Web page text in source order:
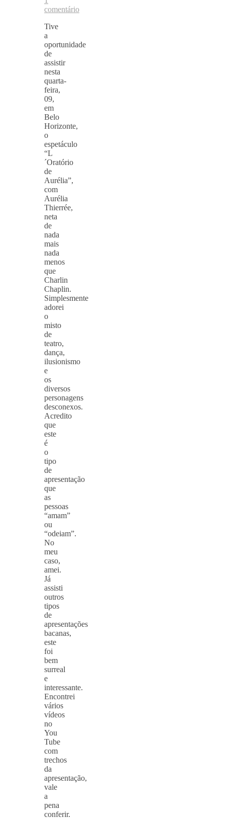
comentário
Tive
a
oportunidade
de
assistir
nesta
quarta-
feira,
09,
em
Belo
Horizonte,
o
espetáculo
“L
´Oratório
de
Aurélia”,
com
Aurélia
Thierrée,
neta
de
nada
mais
nada
menos
que
Charlin
Chaplin.
Simplesmente
adorei
o
misto
de
teatro,
dança,
ilusionismo
e
os
diversos
personagens
desconexos.
Acredito
que
este
é
o
tipo
de
apresentação
que
as
pessoas
“amam”
ou
“odeiam”.
No
meu
caso,
amei.
Já
assisti
outros
tipos
de
apresentações
bacanas,
este
foi
bem
surreal
e
interessante.
Encontrei
vários
vídeos
no
You
Tube
com
trechos
da
apresentação,
vale
a
pena
conferir.